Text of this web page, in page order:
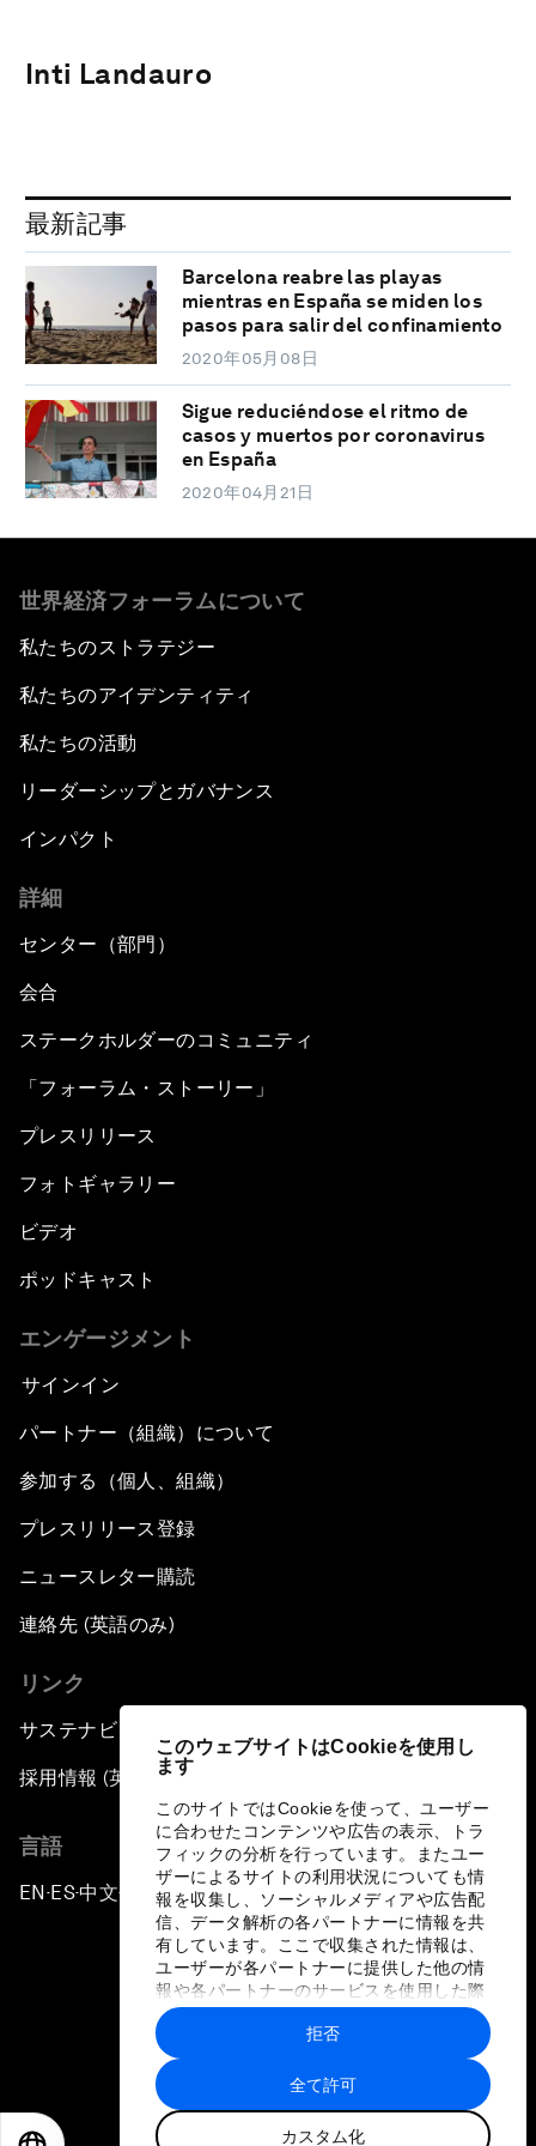
このウェブサイトはCookieを使用し
ます
このサイトではCookieを使って、ユーザー
に合わせたコンテンツや広告の表示、トラ
フィックの分析を行っています。またユー
ザーによるサイトの利用状況についても情
報を収集し、ソーシャルメディアや広告配
信、データ解析の各パートナーに情報を共
有しています。ここで収集された情報は、
ユーザーが各パートナーに提供した他の情
報や各パートナーのサービスを使用した際
に収集された情報と組み合わされ、各パー
トナーによって使用されることがありま
す。
全て許可
カスタム化
拒否
Inti Landauro
最新記事
Barcelona reabre las playas
mientras en España se miden los
pasos para salir del confinamiento
2020年05月08日
Sigue reduciéndose el ritmo de
casos y muertos por coronavirus
en España
2020年04月21日
世界経済フォーラムについて
私たちのストラテジー
私たちのアイデンティティ
私たちの活動
リーダーシップとガバナンス
インパクト
詳細
センター（部門）
会合
ステークホルダーのコミュニティ
「フォーラム・ストーリー」
プレスリリース
フォトギャラリー
ビデオ
ポッドキャスト
エンゲージメント
サインイン
パートナー（組織）について
参加する（個人、組織）
プレスリリース登録
ニュースレター購読
連絡先 (英語のみ)
リンク
サステナビリティへの取り組み
採用情報 (英語のみ)
言語
EN ▪ ES▪中文▪ 日本語
プライバシーポリシーと利用規約
サイトマップ